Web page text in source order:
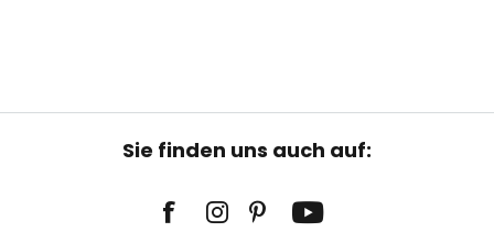
Sie finden uns auch auf: